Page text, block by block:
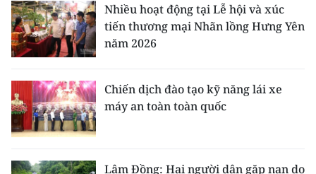
Nhiều hoạt động tại Lễ hội và xúc
tiến thương mại Nhãn lồng Hưng Yên
năm 2026
Chiến dịch đào tạo kỹ năng lái xe
máy an toàn toàn quốc
Lâm Đồng: Hai người dân gặp nạn do